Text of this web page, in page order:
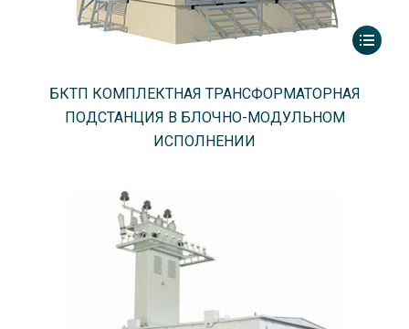
БКТП КОМПЛЕКТНАЯ ТРАНСФОРМАТОРНАЯ
ПОДСТАНЦИЯ В БЛОЧНО-МОДУЛЬНОМ
ИСПОЛНЕНИИ